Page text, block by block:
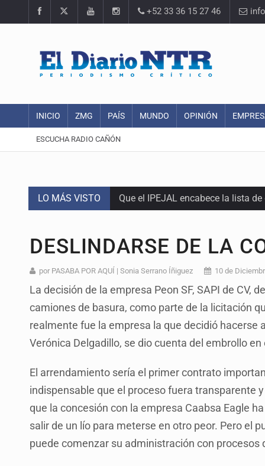
+52 33 36 15 27 46
INICIO ZMG PAÍS MUNDO OPINIÓN
ESCUCHA RADIO CAÑÓN
LO MÁS VISTO Que el IPEJAL encabece la lista
Catean centro de fraudes
Ex policía es detenido por
Vecinos de Mirador de San Isidro
Reporta 627 acciones tras
SSPC, participa en búsqueda de
Identifican a más implicados en
Capturan a secuestradora
DESLINDARSE DE LA
por PASABA POR AQUÍ | Sonia Serrano Íñiguez 10 de
La decisión de la empresa Peon SF, SAPI de CV,
camiones de basura, como parte de la licitación
realmente fue la empresa la que decidió hacerse
Verónica Delgadillo, se dio cuenta del embrollo
El arrendamiento sería el primer contrato
indispensable que el proceso fuera transparente
que la concesión con la empresa Caabsa Eagle
salir de un lío para meterse en otro peor. Pero el
puede comenzar su administración con procesos